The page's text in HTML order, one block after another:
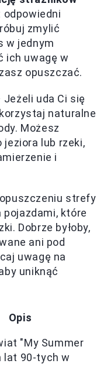
zmylić
w jednym
ich uwagę w
opuszczać.
Jeżeli uda Ci się
naturalne
Możesz
lub rzeki,
i
strefy
które
Dobrze byłoby,
ani pod
uwagę na
uniknąć
Opis
"My Summer
lat 90-tych w